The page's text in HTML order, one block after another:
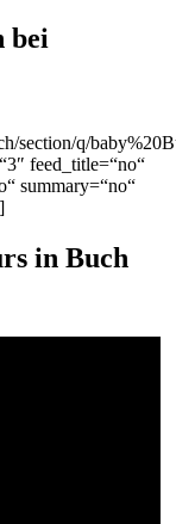
bei
section/q/
feed_title=“no“
summary=“no“
in Buch